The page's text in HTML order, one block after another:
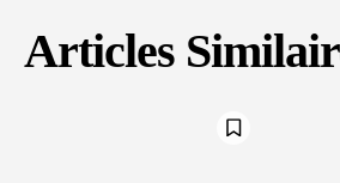
Articles